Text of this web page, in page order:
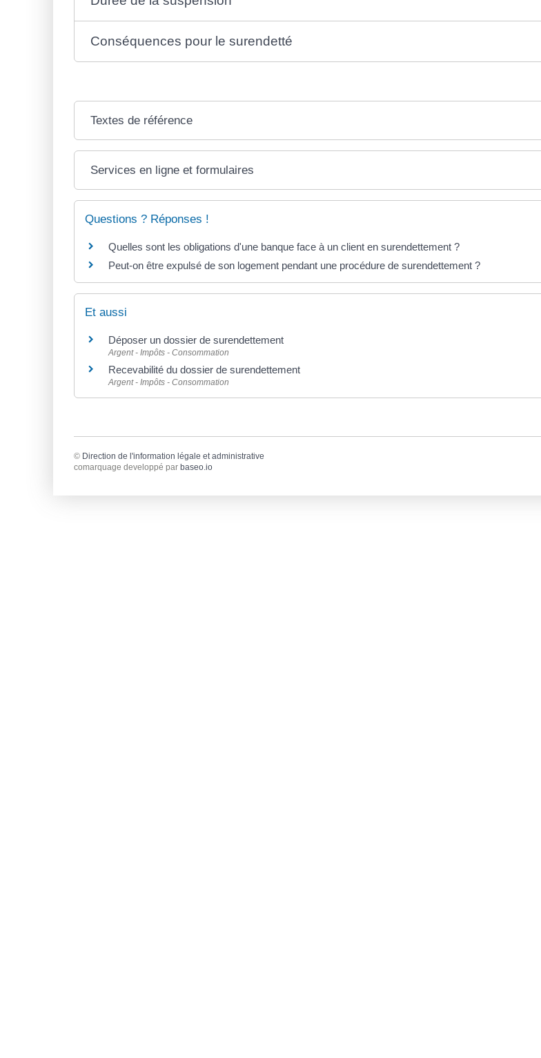
Conséquences pour le surendetté
Textes de référence
Services en ligne et formulaires
Questions ? Réponses !
Quelles sont les obligations d'une banque face à un client en surendettement ?
Peut-on être expulsé de son logement pendant une procédure de surendettement ?
Et aussi
Déposer un dossier de surendettement
Argent - Impôts - Consommation
Recevabilité du dossier de surendettement
Argent - Impôts - Consommation
© Direction de l'information légale et administrative
comarquage developpé par baseo.io